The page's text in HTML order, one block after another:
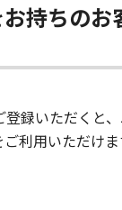
持ちのお
登録いただくと
利用いただけま